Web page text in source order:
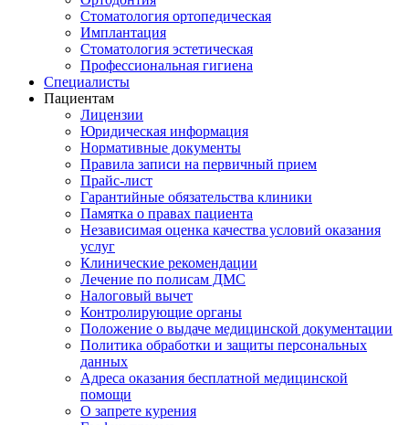
Стоматология ортопедическая
Имплантация
Стоматология эстетическая
Профессиональная гигиена
Специалисты
Пациентам
Лицензии
Юридическая информация
Нормативные документы
Правила записи на первичный прием
Прайс-лист
Гарантийные обязательства клиники
Памятка о правах пациента
Независимая оценка качества условий оказания
услуг
Клинические рекомендации
Лечение по полисам ДМС
Налоговый вычет
Контролирующие органы
Положение о выдаче медицинской документации
Политика обработки и защиты персональных
данных
Адреса оказания бесплатной медицинской
помощи
О запрете курения